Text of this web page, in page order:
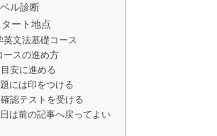
ル診断
ート地点
英文法基礎コース
ースの進め方
安に進める
には印をつける
認テストを受ける
は前の記事へ戻ってよい